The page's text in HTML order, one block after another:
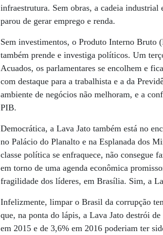
infraestrutura. Sem obras, a cadeia industrial
parou de gerar emprego e renda.
Sem investimentos, o Produto Interno Bruto
também prende e investiga políticos. Um
Acuados, os parlamentares se encolhem e
com destaque para a trabalhista e a da
ambiente de negócios não melhoram, e a
PIB.
Democrática, a Lava Jato também está no
no Palácio do Planalto e na Esplanada dos
classe política se enfraquece, não consegue
em torno de uma agenda econômica
fragilidade dos líderes, em Brasília. Sim, a
Infelizmente, limpar o Brasil da corrupção
que, na ponta do lápis, a Lava Jato destrói
em 2015 e de 3,6% em 2016 poderiam ter